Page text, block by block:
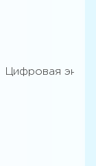
Цифровая